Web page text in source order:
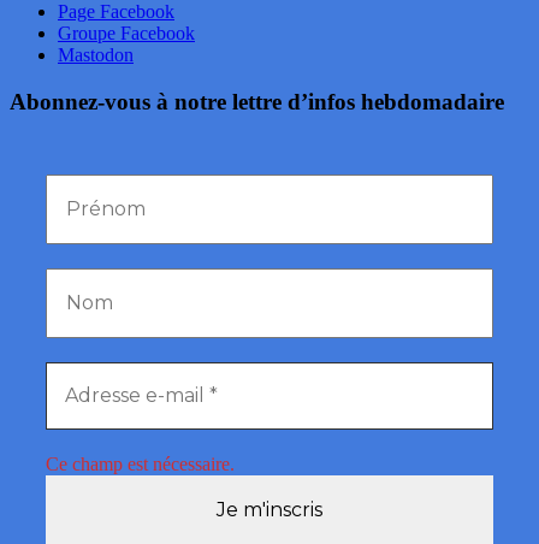
Page Facebook
Groupe Facebook
Mastodon
Abonnez-vous à notre lettre d’infos hebdomadaire
Ce champ est nécessaire.